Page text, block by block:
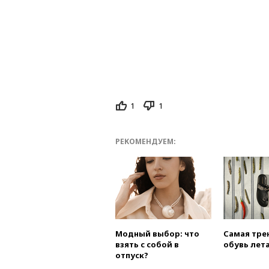
1 1
РЕКОМЕНДУЕМ:
Модный выбор: что
взять с собой в
отпуск?
Самая
обувь